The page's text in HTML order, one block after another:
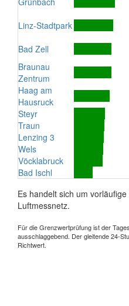
Linz-Stadtpark
Bad Zell
Braunau
Zentrum
Haag am
Hausruck
Steyr
Traun
Lenzing 3
Wels
Vöcklabruck
Bad Ischl
Es handelt sich um
Luftmessnetz.
Für die Grenzwertprüfung ist der
ausschlaggebend. Der gleitende 24-
Richtwert.